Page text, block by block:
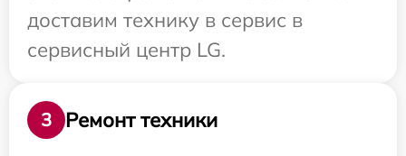
доставим технику в сервис в
сервисный центр LG.
3
Ремонт техники